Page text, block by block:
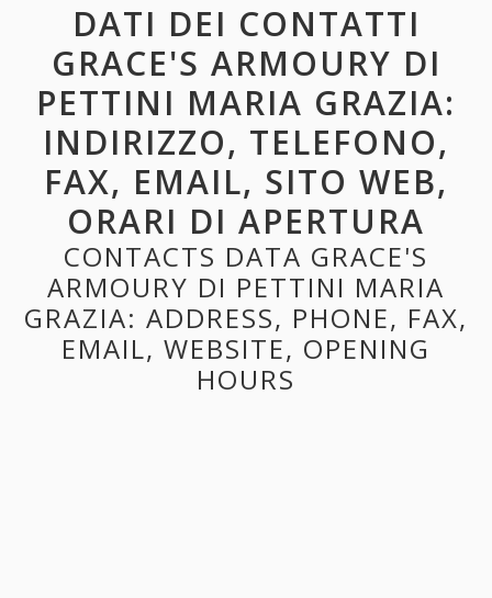
DATI DEI CONTATTI
GRACE'S ARMOURY DI
PETTINI MARIA GRAZIA:
INDIRIZZO, TELEFONO,
FAX, EMAIL, SITO WEB,
ORARI DI APERTURA
CONTACTS DATA GRACE'S
ARMOURY DI PETTINI MARIA
GRAZIA: ADDRESS, PHONE, FAX,
EMAIL, WEBSITE, OPENING
HOURS